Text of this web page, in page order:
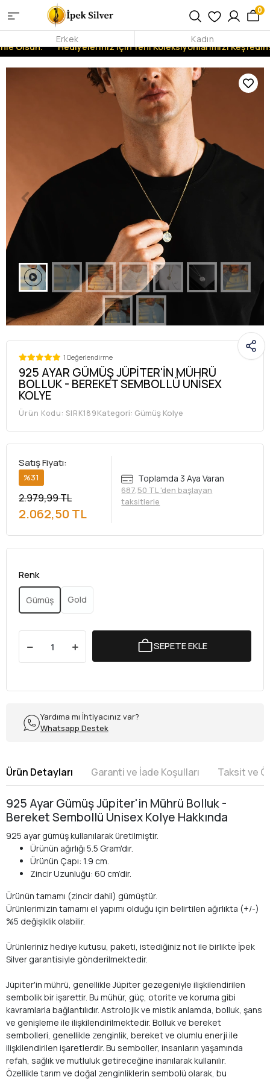
Olsun. Hediyeleriniz İçin Yeni Koleksiyonlarımızı Keşfedin!
0
Erkek Kadın
1 Değerlendirme
925 AYAR GÜMÜŞ JÜPİTER'İN MÜHRÜ
BOLLUK - BEREKET SEMBOLLÜ UNİSEX
KOLYE
Ürün Kodu: SIRK189Kategori: Gümüş Kolye
Satış Fiyatı:
%31
2.979,99 TL
2.062,50 TL
Toplamda 3 Aya Varan
687,50 TL 'den başlayan
taksitlerle
Renk
Gümüş Gold
SEPETE EKLE
Yardıma mı İhtiyacınız var?
Whatsapp Destek
Ürün Detayları Garanti ve İade Koşulları Taksit ve
925 Ayar Gümüş Jüpiter'in Mührü Bolluk -
Bereket Sembollü Unisex Kolye Hakkında
925 ayar gümüş kullanılarak üretilmiştir.
Ürünün ağırlığı 5.5 Gram'dır.
Ürünün Çapı: 1.9 cm.
Zincir Uzunluğu: 60 cm’dir.
Ürünün tamamı (zincir dahil) gümüştür.
Ürünlerimizin tamamı el yapımı olduğu için belirtilen ağırlıkta (+/-)
%5 değişiklik olabilir.
Ürünleriniz hediye kutusu, paketi, istediğiniz not ile birlikte İpek
Silver garantisiyle gönderilmektedir.
Jüpiter'in mührü, genellikle Jüpiter gezegeniyle ilişkilendirilen
sembolik bir işarettir. Bu mühür, güç, otorite ve koruma gibi
kavramlarla bağlantılıdır. Astrolojik ve mistik anlamda, bolluk, şans
ve genişleme ile ilişkilendirilmektedir. Bolluk ve bereket
sembolleri, genellikle zenginlik, bereket ve olumlu enerji ile
ilişkilendirilen işaretlerdir. Bu semboller, insanların yaşamında
refah, sağlık ve mutluluk getireceğine inanılarak kullanılır.
Özellikle tarım ve doğal zenginliklerin sembolü olarak, bu